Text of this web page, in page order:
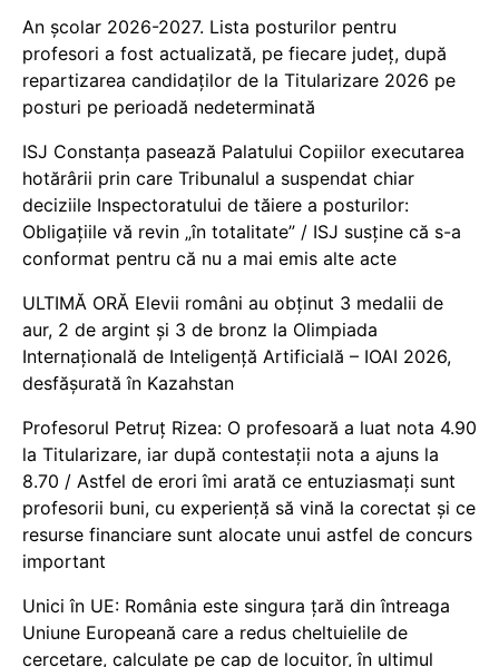
An școlar 2026-2027. Lista posturilor pentru
profesori a fost actualizată, pe fiecare județ, după
repartizarea candidaților de la Titularizare 2026 pe
posturi pe perioadă nedeterminată
ISJ Constanța pasează Palatului Copiilor executarea
hotărârii prin care Tribunalul a suspendat chiar
deciziile Inspectoratului de tăiere a posturilor:
Obligațiile vă revin „în totalitate” / ISJ susține că s-a
conformat pentru că nu a mai emis alte acte
ULTIMĂ ORĂ Elevii români au obținut 3 medalii de
aur, 2 de argint și 3 de bronz la Olimpiada
Internațională de Inteligență Artificială – IOAI 2026,
desfășurată în Kazahstan
Profesorul Petruț Rizea: O profesoară a luat nota 4.90
la Titularizare, iar după contestații nota a ajuns la
8.70 / Astfel de erori îmi arată ce entuziasmați sunt
profesorii buni, cu experiență să vină la corectat și ce
resurse financiare sunt alocate unui astfel de concurs
important
Unici în UE: România este singura țară din întreaga
Uniune Europeană care a redus cheltuielile de
cercetare, calculate pe cap de locuitor, în ultimul